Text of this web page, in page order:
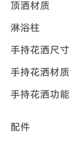
顶洒材质
淋浴柱
手持花洒尺寸
手持花洒材质
手持花洒功能
配件